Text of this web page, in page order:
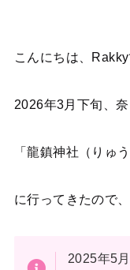
こんにちは、Rakky
2026年3月下旬、
「龍鎮神社（りゅ
に行ってきたので
2025年5